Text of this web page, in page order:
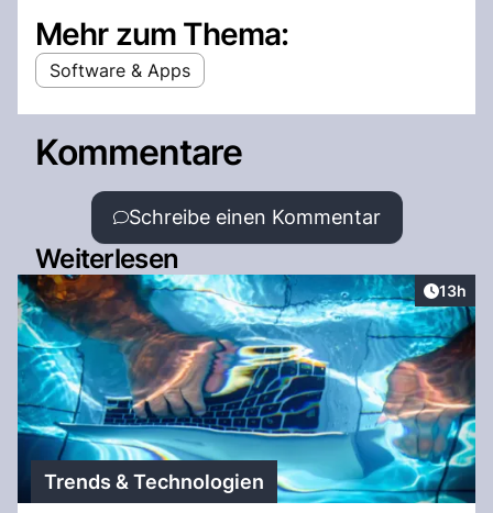
Mehr zum Thema:
Software & Apps
Kommentare
Schreibe einen Kommentar
Weiterlesen
Artikel
13h
Trends & Technologien